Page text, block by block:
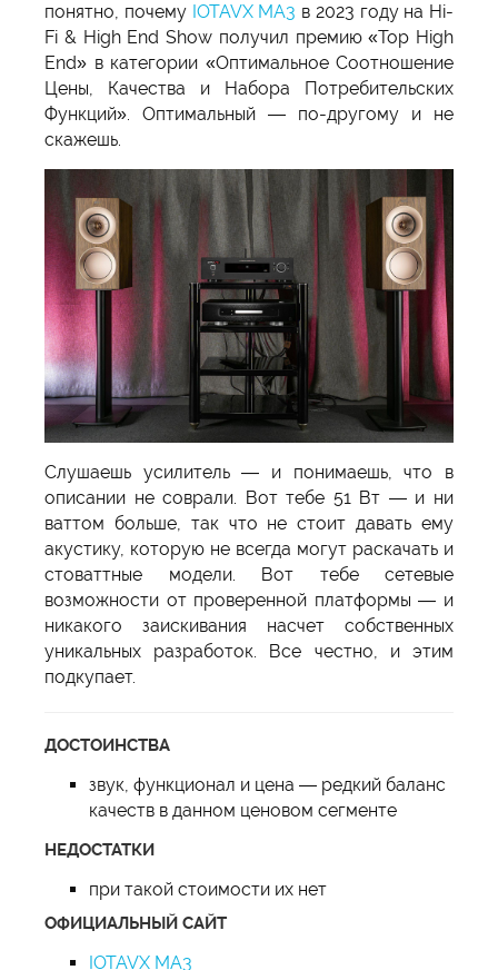
понятно, почему IOTAVX MA3 в 2023 году на Hi-
Fi & High End Show получил премию «Top High
End» в категории «Оптимальное Соотношение
Цены, Качества и Набора Потребительских
Функций». Оптимальный — по-другому и не
скажешь.
Слушаешь усилитель — и понимаешь, что в
описании не соврали. Вот тебе 51 Вт — и ни
ваттом больше, так что не стоит давать ему
акустику, которую не всегда могут раскачать и
стоваттные модели. Вот тебе сетевые
возможности от проверенной платформы — и
никакого заискивания насчет собственных
уникальных разработок. Все честно, и этим
подкупает.
ДОСТОИНСТВА
звук, функционал и цена — редкий баланс
качеств в данном ценовом сегменте
НЕДОСТАТКИ
при такой стоимости их нет
ОФИЦИАЛЬНЫЙ САЙТ
IOTAVX MA3